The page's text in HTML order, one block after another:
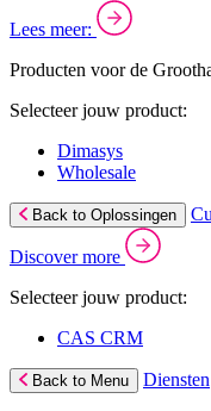
Lees meer:
Producten voor de
Selecteer jouw product:
Dimasys
Wholesale
Back to Oplossingen
Discover more
Selecteer jouw product:
CAS CRM
Back to Menu Diensten